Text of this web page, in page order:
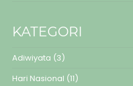
KATEGORI
Adiwiyata (3)
Hari Nasional (11)